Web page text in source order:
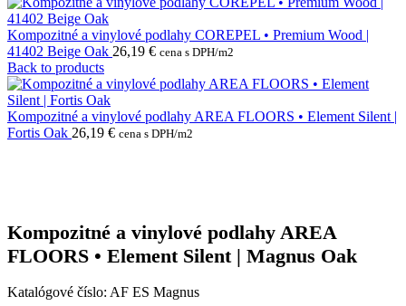
Kompozitné a vinylové podlahy COREPEL • Premium Wood |
41402 Beige Oak 26,19 € cena s DPH/m2
Back to products
Kompozitné a vinylové podlahy AREA FLOORS • Element Silent |
Fortis Oak 26,19 € cena s DPH/m2
Kompozitné a vinylové podlahy AREA
FLOORS • Element Silent | Magnus Oak
Katalógové číslo: AF ES Magnus